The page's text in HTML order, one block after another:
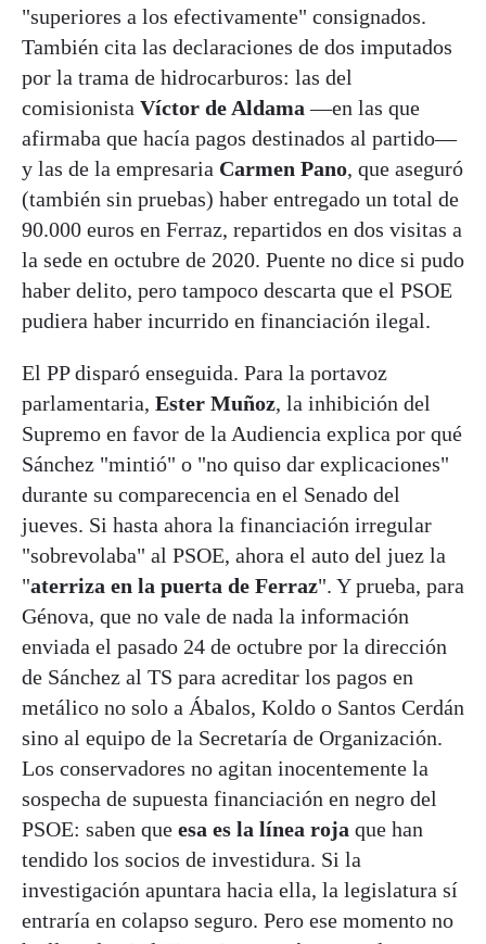
"superiores a los efectivamente" consignados.
También cita las declaraciones de dos imputados
por la trama de hidrocarburos: las del
comisionista Víctor de Aldama —en las que
afirmaba que hacía pagos destinados al partido—
y las de la empresaria Carmen Pano, que aseguró
(también sin pruebas) haber entregado un total de
90.000 euros en Ferraz, repartidos en dos visitas a
la sede en octubre de 2020. Puente no dice si pudo
haber delito, pero tampoco descarta que el PSOE
pudiera haber incurrido en financiación ilegal.
El PP disparó enseguida. Para la portavoz
parlamentaria, Ester Muñoz, la inhibición del
Supremo en favor de la Audiencia explica por qué
Sánchez "mintió" o "no quiso dar explicaciones"
durante su comparecencia en el Senado del
jueves. Si hasta ahora la financiación irregular
"sobrevolaba" al PSOE, ahora el auto del juez la
"aterriza en la puerta de Ferraz". Y prueba, para
Génova, que no vale de nada la información
enviada el pasado 24 de octubre por la dirección
de Sánchez al TS para acreditar los pagos en
metálico no solo a Ábalos, Koldo o Santos Cerdán
sino al equipo de la Secretaría de Organización.
Los conservadores no agitan inocentemente la
sospecha de supuesta financiación en negro del
PSOE: saben que esa es la línea roja que han
tendido los socios de investidura. Si la
investigación apuntara hacia ella, la legislatura sí
entraría en colapso seguro. Pero ese momento no